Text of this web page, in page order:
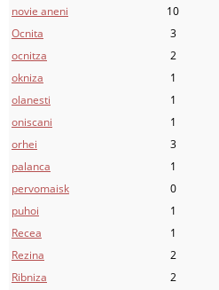
novie aneni
10
Ocnita
3
ocnitza
2
okniza
1
olanesti
1
oniscani
1
orhei
3
palanca
1
pervomaisk
0
puhoi
1
Recea
1
Rezina
2
Ribniza
2